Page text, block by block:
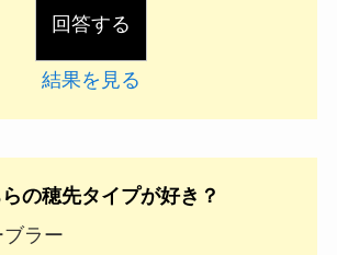
結果を見る
の穂先タイプが好き？
ラー